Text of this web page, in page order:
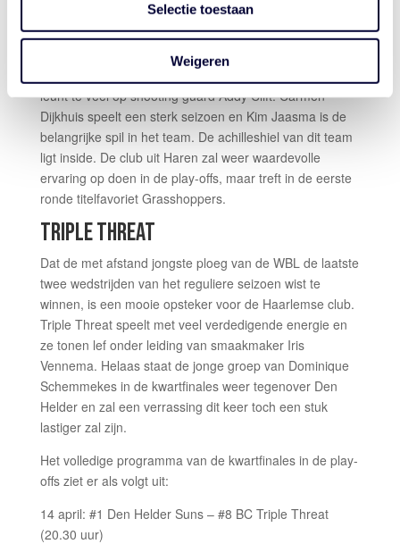
Selectie toestaan
Weigeren
MARTINI SPARKS
Martini Sparks heeft dit seizoen een mooie stap
leunt te veel op shooting guard Addy Clift. Carmen
Dijkhuis speelt een sterk seizoen en Kim Jaasma is de
belangrijke spil in het team. De achilleshiel van dit team
ligt inside. De club uit Haren zal weer waardevolle
ervaring op doen in de play-offs, maar treft in de eerste
ronde titelfavoriet Grasshoppers.
TRIPLE THREAT
Dat de met afstand jongste ploeg van de WBL de laatste
twee wedstrijden van het reguliere seizoen wist te
winnen, is een mooie opsteker voor de Haarlemse club.
Triple Threat speelt met veel verdedigende energie en
ze tonen lef onder leiding van smaakmaker Iris
Vennema. Helaas staat de jonge groep van Dominique
Schemmekes in de kwartfinales weer tegenover Den
Helder en zal een verrassing dit keer toch een stuk
lastiger zal zijn.
Het volledige programma van de kwartfinales in de play-
offs ziet er als volgt uit:
14 april: #1 Den Helder Suns – #8 BC Triple Threat
(20.30 uur)